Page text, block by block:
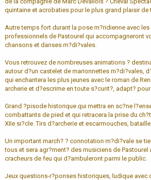
quintaine et acrobaties pour le plus grand plaisir de
Autre temps fort durant la pose m?ridienne avec
professionnels de Pastourel qui accompagneront
chansons et danses m?di?vales.
Vous retrouvez de nombreuses animations ?
autour d?un castelet de marionnettes m?di?vales,
qui enchantera les plus jeunes avec le roman de
archerie et d?escrime en toute s?curit?, adapt?
Grand ?pisode historique qui mettra en sc?ne
combattants de pied et qui retracera la prise du
XIIe si?cle. Tirs d?archerie et escarmouches, bataille
Un important march? ? connotation m?di?vale se
tous et sera agr?ment? des musiciens de
cracheurs de feu qui d?ambuleront parmi le public.
Jeux questions-r?ponses historiques, ludique avec